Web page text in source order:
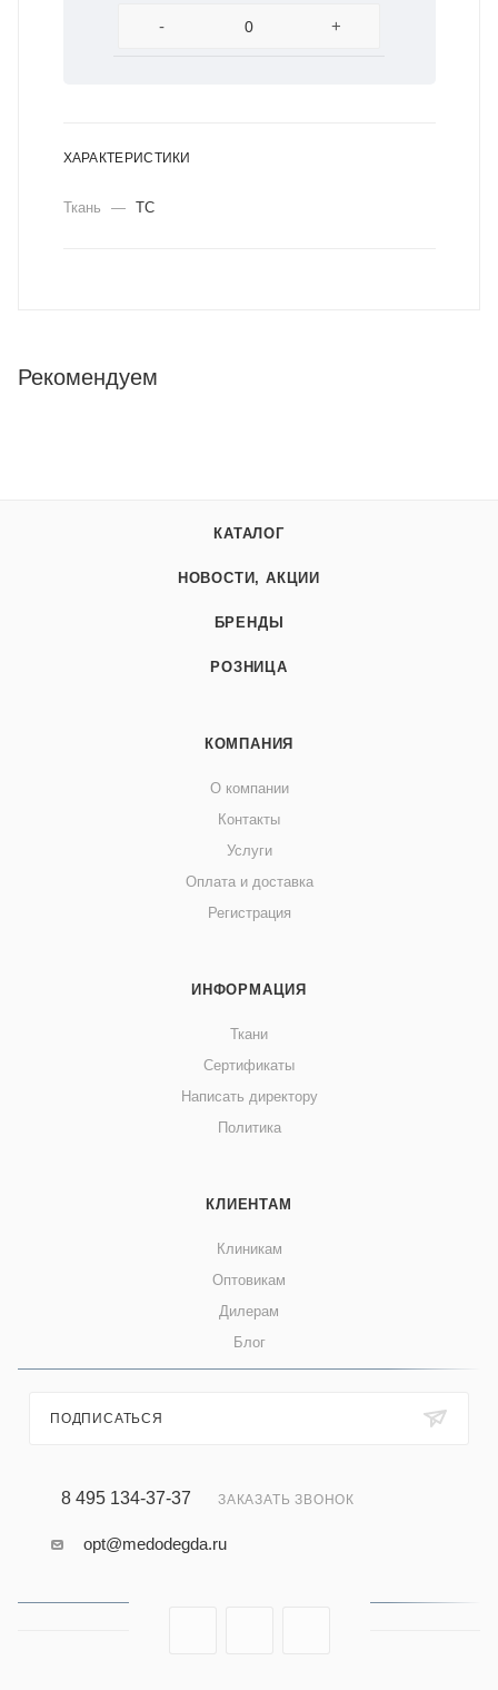
-
+
ХАРАКТЕРИСТИКИ
Ткань — ТС
Рекомендуем
КАТАЛОГ
НОВОСТИ, АКЦИИ
БРЕНДЫ
РОЗНИЦА
КОМПАНИЯ
О компании
Контакты
Услуги
Оплата и доставка
Регистрация
ИНФОРМАЦИЯ
Ткани
Сертификаты
Написать директору
Политика
КЛИЕНТАМ
Клиникам
Оптовикам
Дилерам
Блог
ПОДПИСАТЬСЯ
8 495 134-37-37 ЗАКАЗАТЬ ЗВОНОК
opt@medodegda.ru